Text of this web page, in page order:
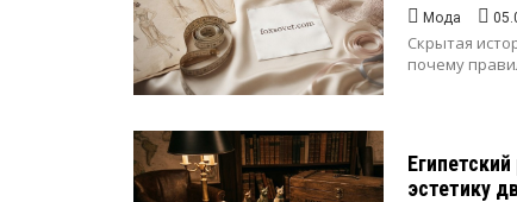
Мода
Скрытая
почему
эстетику